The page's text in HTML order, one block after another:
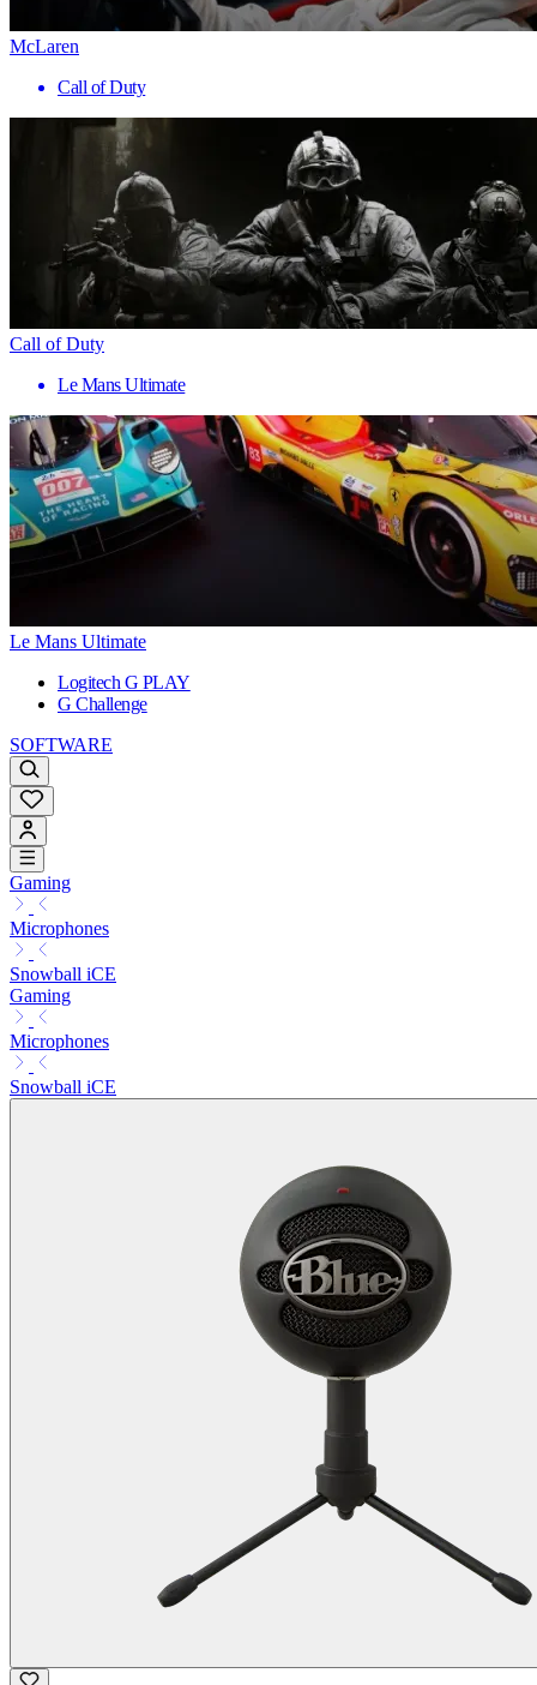
McLaren
Call of Duty
Call of Duty
Le Mans Ultimate
Le Mans Ultimate
Logitech G PLAY
G Challenge
SOFTWARE
Gaming
Microphones
Snowball iCE
Gaming
Microphones
Snowball iCE